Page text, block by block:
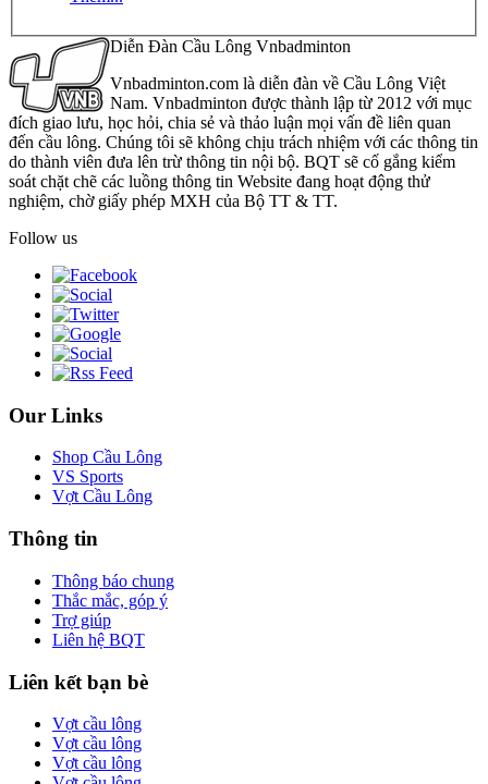
Diễn Đàn Cầu Lông Vnbadminton
Vnbadminton.com là diễn đàn về Cầu Lông Việt
Nam. Vnbadminton được thành lập từ 2012 với mục
đích giao lưu, học hỏi, chia sẻ và thảo luận mọi vấn đề liên quan
đến cầu lông. Chúng tôi sẽ không chịu trách nhiệm với các thông tin
do thành viên đưa lên trừ thông tin nội bộ. BQT sẽ cố gắng kiểm
soát chặt chẽ các luồng thông tin Website đang hoạt động thử
nghiệm, chờ giấy phép MXH của Bộ TT & TT.
Follow us
Our Links
Shop Cầu Lông
VS Sports
Vợt Cầu Lông
Thông tin
Thông báo chung
Thắc mắc, góp ý
Trợ giúp
Liên hệ BQT
Liên kết bạn bè
Vợt cầu lông
Vợt cầu lông
Vợt cầu lông